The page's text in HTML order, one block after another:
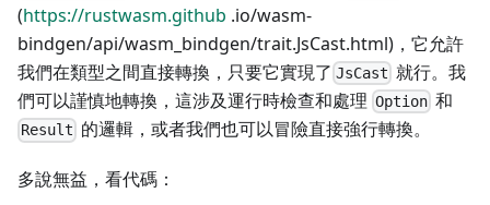
(https://rustwasm.github .io/wasm-
bindgen/api/wasm_bindgen/trait.JsCast.html)，它允許
我們在類型之間直接轉換，只要它實現了 JsCast 就行。我
們可以謹慎地轉換，這涉及運行時檢查和處理 Option 和
Result 的邏輯，或者我們也可以冒險直接強行轉換。
多說無益，看代碼：